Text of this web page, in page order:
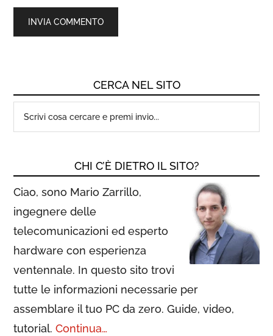
CERCA NEL SITO
CHI C’È DIETRO IL SITO?
Ciao, sono Mario Zarrillo,
ingegnere delle
telecomunicazioni ed esperto
hardware con esperienza
ventennale. In questo sito trovi
tutte le informazioni necessarie per
assemblare il tuo PC da zero. Guide, video,
tutorial.Continua…